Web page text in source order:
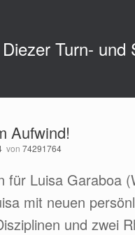
Diezer Turn- und
Aufwind!
von 74291764
für Luisa Garaboa
mit neuen
und zwei